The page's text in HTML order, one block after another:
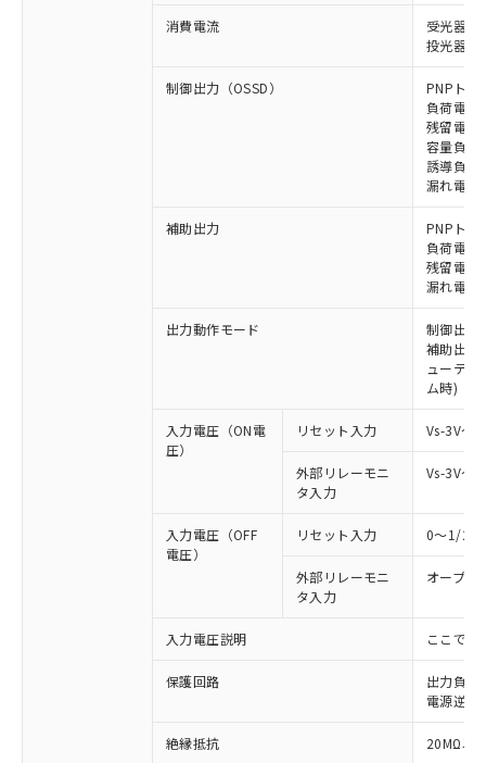
消費電流
受光器:
投光器:
制御出力（OSSD）
PNPトラ
負荷電流
残留電圧
容量負荷
誘導負荷
漏れ電流
補助出力
PNPトラ
負荷電流
残留電圧
漏れ電流
出力動作モード
制御出力
補助出力
ューテ
ム時)
入力電圧（ON電
圧）
リセット入力 Vs-3V～
外部リレーモニ
タ入力
Vs-3V～
入力電圧（OFF
電圧）
リセット入力 0～1/
外部リレーモニ
タ入力
オープン
入力電圧説明 ここでの
保護回路
出力負荷
電源逆接
絶縁抵抗 20MΩ以
非含有に対応した製品が提供可能な商品で
対応予定：EU RoHS指令（10物質）の非含
有に対応した製品に切り替える予定のある